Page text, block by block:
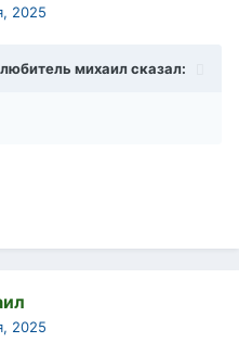
2025
михаил сказал:
2025